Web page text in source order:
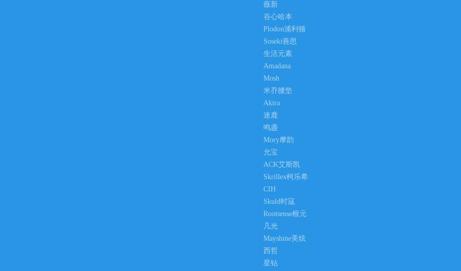
薇新
谷心哈本
Plodon浦利顿
Soseki善思
生活元素
Amadana
Mosh
米乔腰垫
Akira
迷鹿
鸣盏
Mory摩韵
允宝
ACK艾斯凯
Skrillex柯乐希
CIH
Skuld时寇
Rootsense根元
几光
Mayshine美炫
西哲
星钻